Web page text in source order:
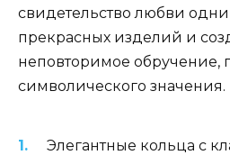
свидетельство любви
прекрасных изделий и
неповторимое обручение,
символического значения.
Элегантные кольца с